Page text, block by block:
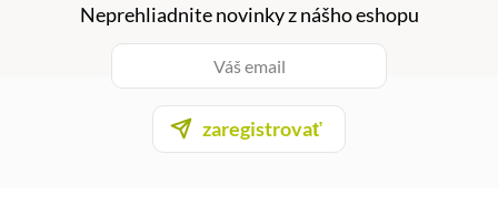
Neprehliadnite novinky z nášho eshopu
zaregistrovať